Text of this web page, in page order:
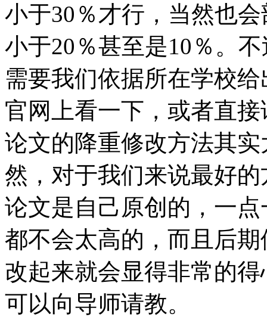
小于30％才行，当然也
小于20％甚至是10％。
需要我们依据所在学校
官网上看一下，或者直
论文的降重修改方法其
然，对于我们来说最好
论文是自己原创的，一
都不会太高的，而且后
改起来就会显得非常的
可以向导师请教。